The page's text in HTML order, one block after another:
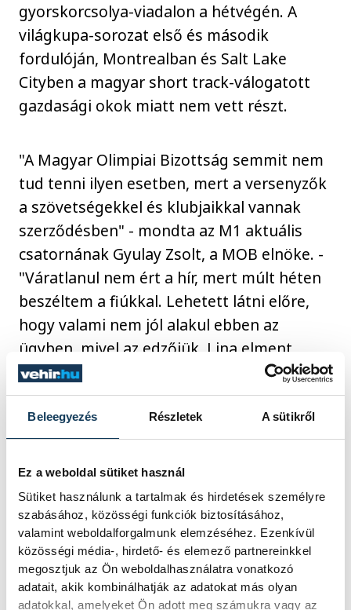
Beleegyezés Részletek A sütikről
Ez a weboldal sütiket használ
Sütiket használunk a tartalmak és hirdetések személyre
szabásához, közösségi funkciók biztosításához,
valamint weboldalforgalmunk elemzéséhez. Ezenkívül
közösségi média-, hirdető- és elemező partnereinkkel
megosztjuk az Ön weboldalhasználatra vonatkozó
adatait, akik kombinálhatják az adatokat más olyan
adatokkal, amelyeket Ön adott meg számukra vagy az
gyorskorcsolya-viadalon a hétvégén. A
világkupa-sorozat első és második
fordulóján, Montrealban és Salt Lake
Cityben a magyar short track-válogatott
gazdasági okok miatt nem vett részt.
"A Magyar Olimpiai Bizottság semmit nem
tud tenni ilyen esetben, mert a versenyzők
a szövetségekkel és klubjaikkal vannak
szerződésben" - mondta az M1 aktuális
csatornának Gyulay Zsolt, a MOB elnöke. -
"Váratlanul nem ért a hír, mert múlt héten
beszéltem a fiúkkal. Lehetett látni előre,
hogy valami nem jól alakul ebben az
ügyben, mivel az edzőjük, Lina elment
Magyarországról, ők pedig őt akarták
követni".
segítségét, hogy esetleg közvetít a felek
között. Hozzátette, a MOKSZ minden
megtett, de valószínűleg Kínával nehéz
versenyezni, a versenyzők pedig nagyon
ragaszkodnak az edző személyéhez.